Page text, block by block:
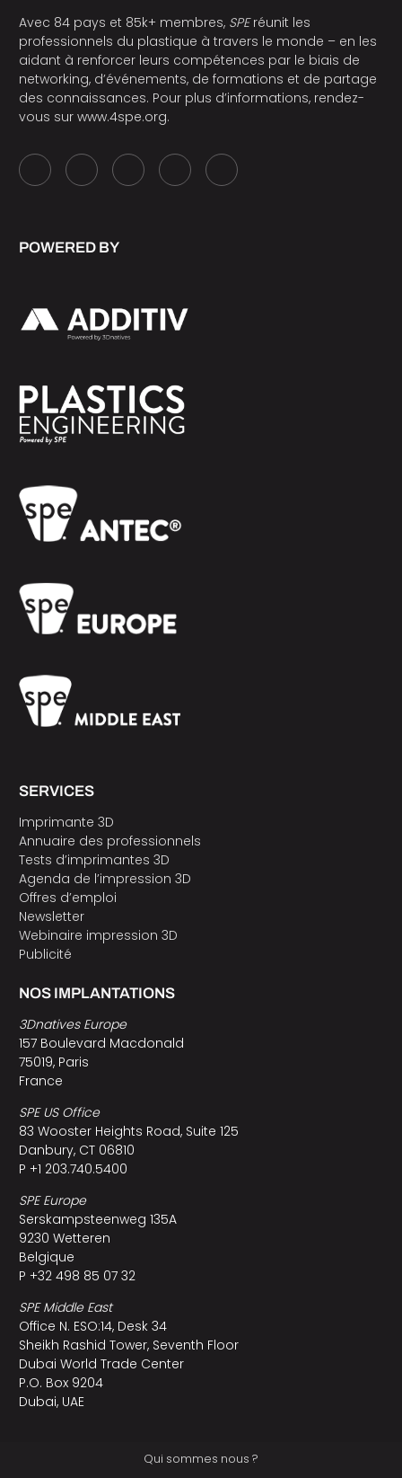
Avec 84 pays et 85k+ membres, SPEréunit les
professionnels du plastique à travers le monde – en les
aidant à renforcer leurs compétences par le biais de
networking, d’événements, de formations et de partage
des connaissances. Pour plus d’informations, rendez-
vous sur www.4spe.org.
POWERED BY
SERVICES
Imprimante 3D
Annuaire des professionnels
Tests d’imprimantes 3D
Agenda de l’impression 3D
Offres d’emploi
Newsletter
Webinaire impression 3D
Publicité
NOS IMPLANTATIONS
3Dnatives Europe
157 Boulevard Macdonald
75019, Paris
France
SPE US Office
83 Wooster Heights Road, Suite 125
Danbury, CT 06810
P +1 203.740.5400
SPE Europe
Serskampsteenweg 135A
9230 Wetteren
Belgique
P +32 498 85 07 32
SPE Middle East
Office N. ESO:14, Desk 34
Sheikh Rashid Tower, Seventh Floor
Dubai World Trade Center
P.O. Box 9204
Dubai, UAE
Qui sommes nous ?